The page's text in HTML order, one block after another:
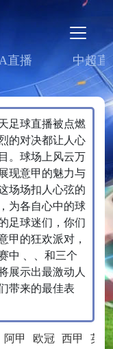
直播 中超直
足球直播被点燃
的对决都让人心
。球场上风云万
现意甲的魅力与
场场扣人心弦的
为各自心中的球
足球迷们，你们
甲的狂欢派对，
中 、、和三个
展示出最激动人
带来的最佳表
阿甲 欧冠 西甲 英超